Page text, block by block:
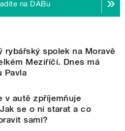
na DABu
rybářský spolek na Moravě
Meziříčí. Dnes má
Pavla
v autě zpříjemňuje
se o ni starat a co
sami?